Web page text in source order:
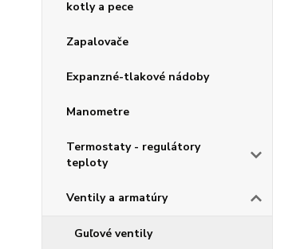
kotly a pece
Zapalovače
Expanzné-tlakové nádoby
Manometre
Termostaty - regulátory
teploty
Ventily a armatúry
Guľové ventily